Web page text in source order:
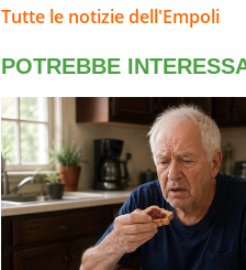
Tutte le notizie dell'Empoli